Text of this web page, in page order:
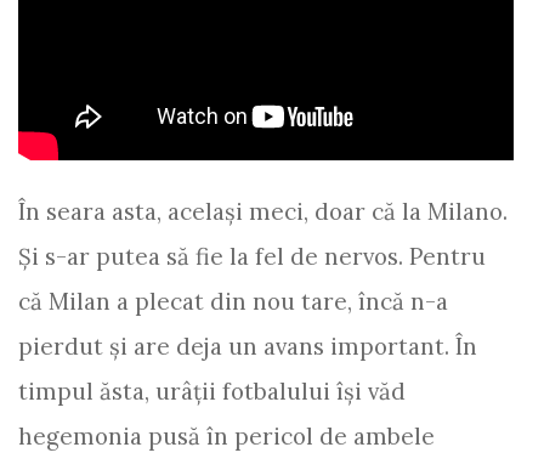
În seara asta, același meci, doar că la Milano.
Și s-ar putea să fie la fel de nervos. Pentru
că Milan a plecat din nou tare, încă n-a
pierdut și are deja un avans important. În
timpul ăsta, urâţii fotbalului îşi văd
hegemonia pusă în pericol de ambele